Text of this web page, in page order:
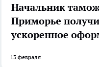
Начальник
Приморье
ускоренное
13 февраля